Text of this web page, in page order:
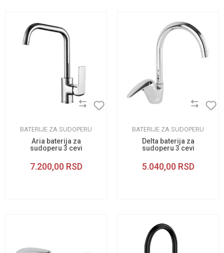
BATERIJE ZA SUDOPERU
Aria baterija za
sudoperu 3 cevi
7.200,00 RSD
BATERIJE ZA SUDOPERU
Delta baterija za
sudoperu 3 cevi
5.040,00 RSD